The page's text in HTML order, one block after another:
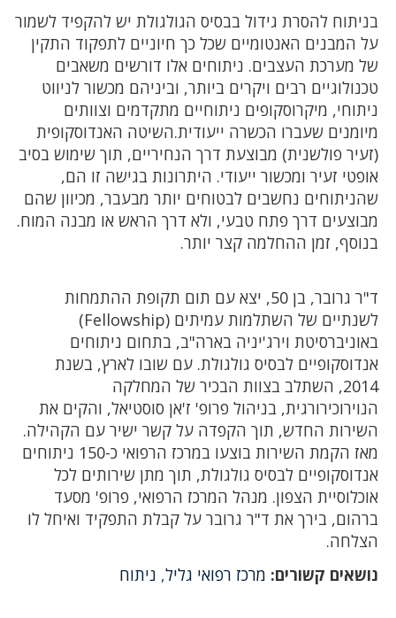
בניתוח להסרת גידול בבסיס הגולגולת יש להקפיד לשמור
על המבנים האנטומיים שכל כך חיוניים לתפקוד התקין
של מערכת העצבים. ניתוחים אלו דורשים משאבים
טכנולוגיים רבים ויקרים ביותר, וביניהם מכשור לניווט
ניתוחי, מיקרוסקופים ניתוחיים מתקדמים וצוותים
מיומנים שעברו הכשרה ייעודית.השיטה האנדוסקופית
(זעיר פולשנית) מבוצעת דרך הנחיריים, תוך שימוש בסיב
אופטי זעיר ומכשור ייעודי. היתרונות בגישה זו הם,
שהניתוחים נחשבים לבטוחים יותר מבעבר, מכיוון שהם
מבוצעים דרך פתח טבעי, ולא דרך הראש או מבנה המוח.
בנוסף, זמן ההחלמה קצר יותר.
ד"ר גרובר, בן 50, יצא עם תום תקופת ההתמחות
לשנתיים של השתלמות עמיתים (Fellowship)
באוניברסיטת וירג'יניה בארה"ב, בתחום ניתוחים
אנדוסקופיים לבסיס גולגולת. עם שובו לארץ, בשנת
2014, השתלב בצוות הבכיר של המחלקה
הנוירוכירורגית, בניהול פרופ' ז'אן סוסטיאל, והקים את
השירות החדש, תוך הקפדה על קשר ישיר עם הקהילה.
מאז הקמת השירות בוצעו במרכז הרפואי כ-150 ניתוחים
אנדוסקופיים לבסיס גולגולת, תוך מתן שירותים לכל
אוכלוסיית הצפון. מנהל המרכז הרפואי, פרופ' מסעד
ברהום, בירך את ד"ר גרובר על קבלת התפקיד ואיחל לו
הצלחה.
נושאים קשורים: מרכז רפואי גליל, ניתוח